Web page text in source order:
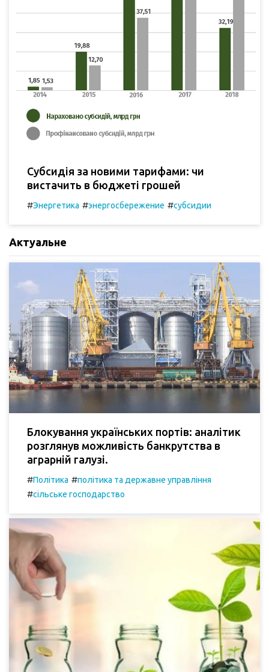
Субсидія за новими тарифами: чи
вистачить в бюджеті грошей
#Энергетика #энергосбережение #субсидии
Актуальне
Блокування українських портів: аналітик
розглянув можливість банкрутства в
аграрній галузі.
#Політика #політика та державне управління
#сільське господарство